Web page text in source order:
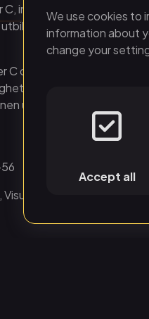
inleder konferensen för
och
där besökarna får följa
bakom de
upp sina spel och East
C,
We use cookies to
information about
change your
Accept all